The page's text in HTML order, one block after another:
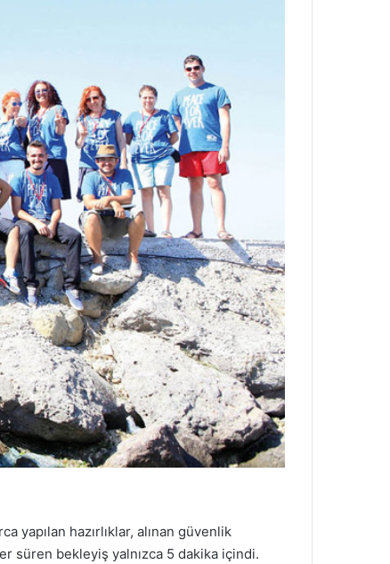
yapılan hazırlıklar, alınan güvenlik
süren bekleyiş yalnızca 5 dakika içindi.